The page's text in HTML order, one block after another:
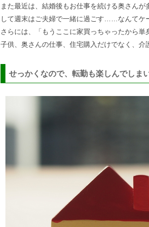
また最近は、結婚後もお仕事を続ける奥さん
して週末はご夫婦で一緒に過ごす……なんてケ
さらには、「もうここに家買っちゃったから単
子供、奥さんの仕事、住宅購入だけでなく、介
せっかくなので、転勤も楽しんでしま